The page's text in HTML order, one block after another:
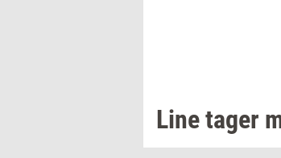
Line tager